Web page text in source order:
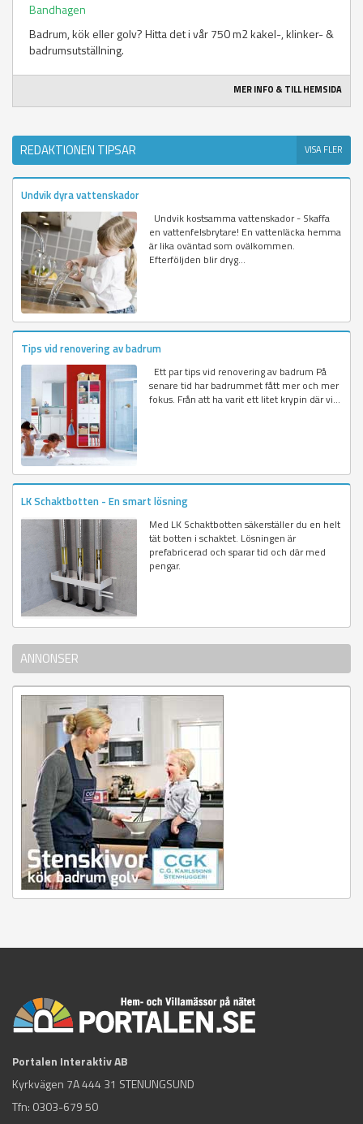
Bandhagen
Badrum, kök eller golv? Hitta det i vår 750 m2 kakel-, klinker- &
badrumsutställning.
MER INFO & TILL HEMSIDA
REDAKTIONEN TIPSAR VISA FLER
Undvik dyra vattenskador
Undvik kostsamma vattenskador - Skaffa
en vattenfelsbrytare! En vattenläcka hemma
är lika oväntad som ovälkommen.
Efterföljden blir dryg...
Tips vid renovering av badrum
Ett par tips vid renovering av badrum På
senare tid har badrummet fått mer och mer
fokus. Från att ha varit ett litet krypin där vi...
LK Schaktbotten - En smart lösning
Med LK Schaktbotten säkerställer du en helt
tät botten i schaktet. Lösningen är
prefabricerad och sparar tid och där med
pengar.
ANNONSER
Portalen Interaktiv AB
Kyrkvägen 7A 444 31 STENUNGSUND
Tfn: 0303-679 50